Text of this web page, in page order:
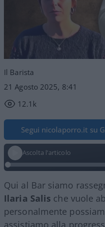
Il Barista
21 Agosto 2025, 8:41
12.1k
Segui nicolaporro.it su
Ascolta l'articolo
Qui al Bar siamo
Ilaria Salis che vuole
personalmente
assistiamo alla